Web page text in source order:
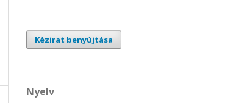
Kézirat benyújtása
Nyelv